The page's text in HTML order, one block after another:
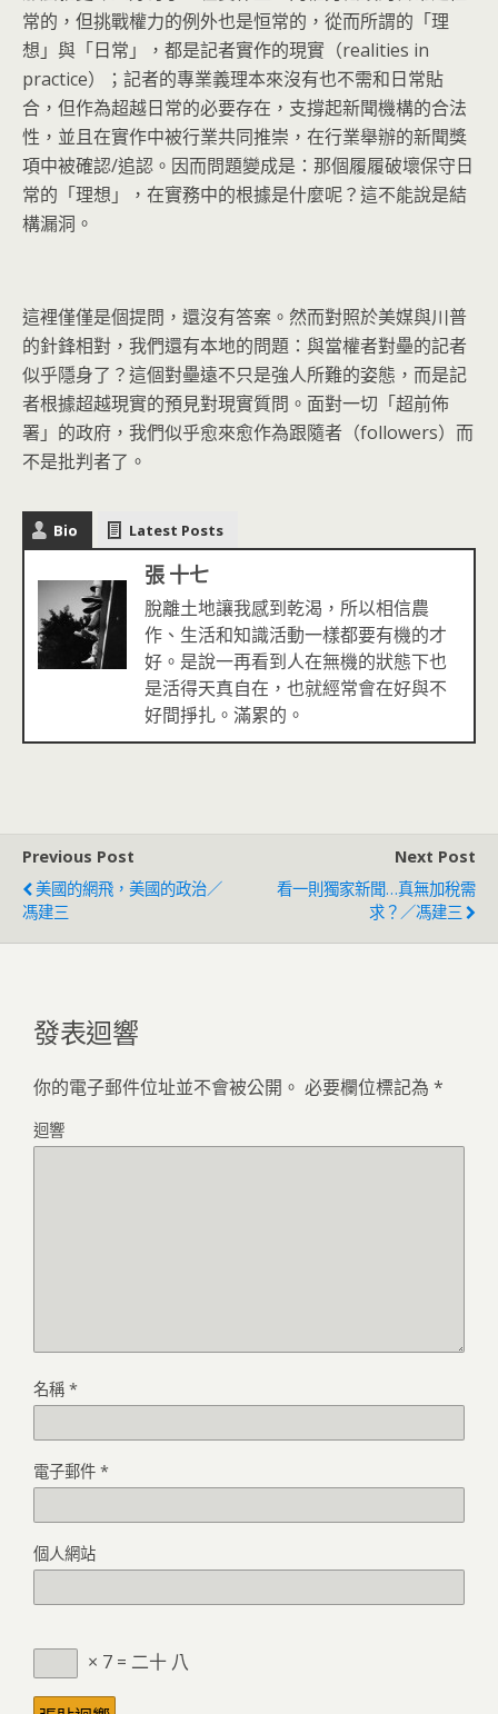
常的，但挑戰權力的例外也是恒常的， 從而所謂的「理
想」與「日常」，都是記者實作的現實（realities in
practice）；記者的專業義理本來沒有也不需和日常貼
合， 但作為超越日常的必要存在，支撐起新聞機構的合法
性， 並且在實作中被行業共同推崇，在行業舉辦的新聞獎
項中被確認/追認。因而問題變成是：那個履履破壞保守日
常的「理想」， 在實務中的根據是什麼呢？這不能說是結
構漏洞。
這裡僅僅是個提問，還沒有答案。 然而對照於美媒與川普
的針鋒相對，我們還有本地的問題： 與當權者對壘的記者
似乎隱身了？這個對壘遠不只是強人所難的姿態， 而是記
者根據超越現實的預見對現實質問。面對一切「超前佈
署」 的政府，我們似乎愈來愈作為跟隨者（followers）而
不是批判者了。
Bio Latest Posts
張 十七
脫離土地讓我感到乾渴，所以相信農
作、生活和知識活動一樣都要有機的才
好。是說一再看到人在無機的狀態下也
是活得天真自在，也就經常會在好與不
好間掙扎。滿累的。
Previous Post
美國的網飛，美國的政治／
馮建三
Next Post
看一則獨家新聞…真無加稅需
求？／馮建三
發表迴響
你的電子郵件位址並不會被公開。 必要欄位標記為 *
迴響
名稱 *
電子郵件 *
個人網站
× 7 = 二十 八